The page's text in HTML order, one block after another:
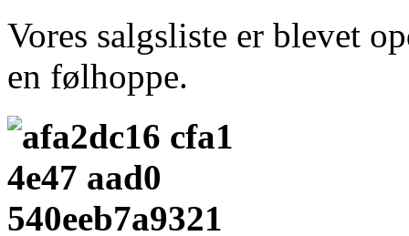
Vores salgsliste er blevet
en følhoppe.